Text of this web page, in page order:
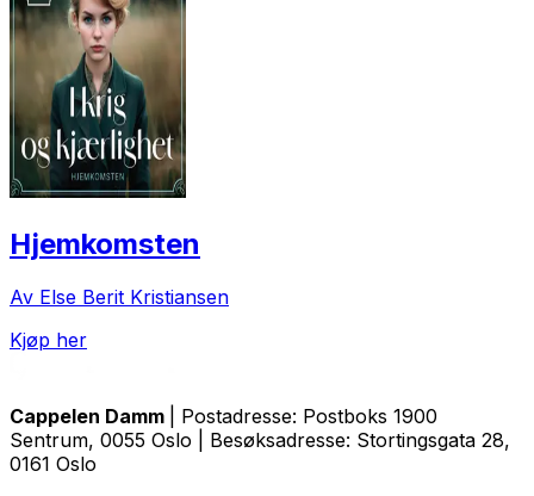
Hjemkomsten
Av Else Berit Kristiansen
Kjøp her
Cappelen Damm
| Postadresse: Postboks 1900
Sentrum, 0055 Oslo | Besøksadresse: Stortingsgata 28,
0161 Oslo